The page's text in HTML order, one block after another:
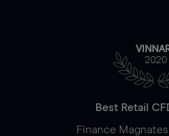
2020
Best Retail
Finance